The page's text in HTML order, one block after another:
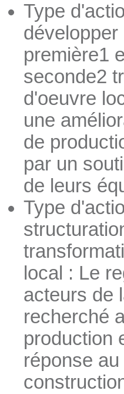
Type
première1
seconde2
d'oeuvre
une
de
par un
de leurs
Type
local : Le
acteurs de
recherché
production
réponse